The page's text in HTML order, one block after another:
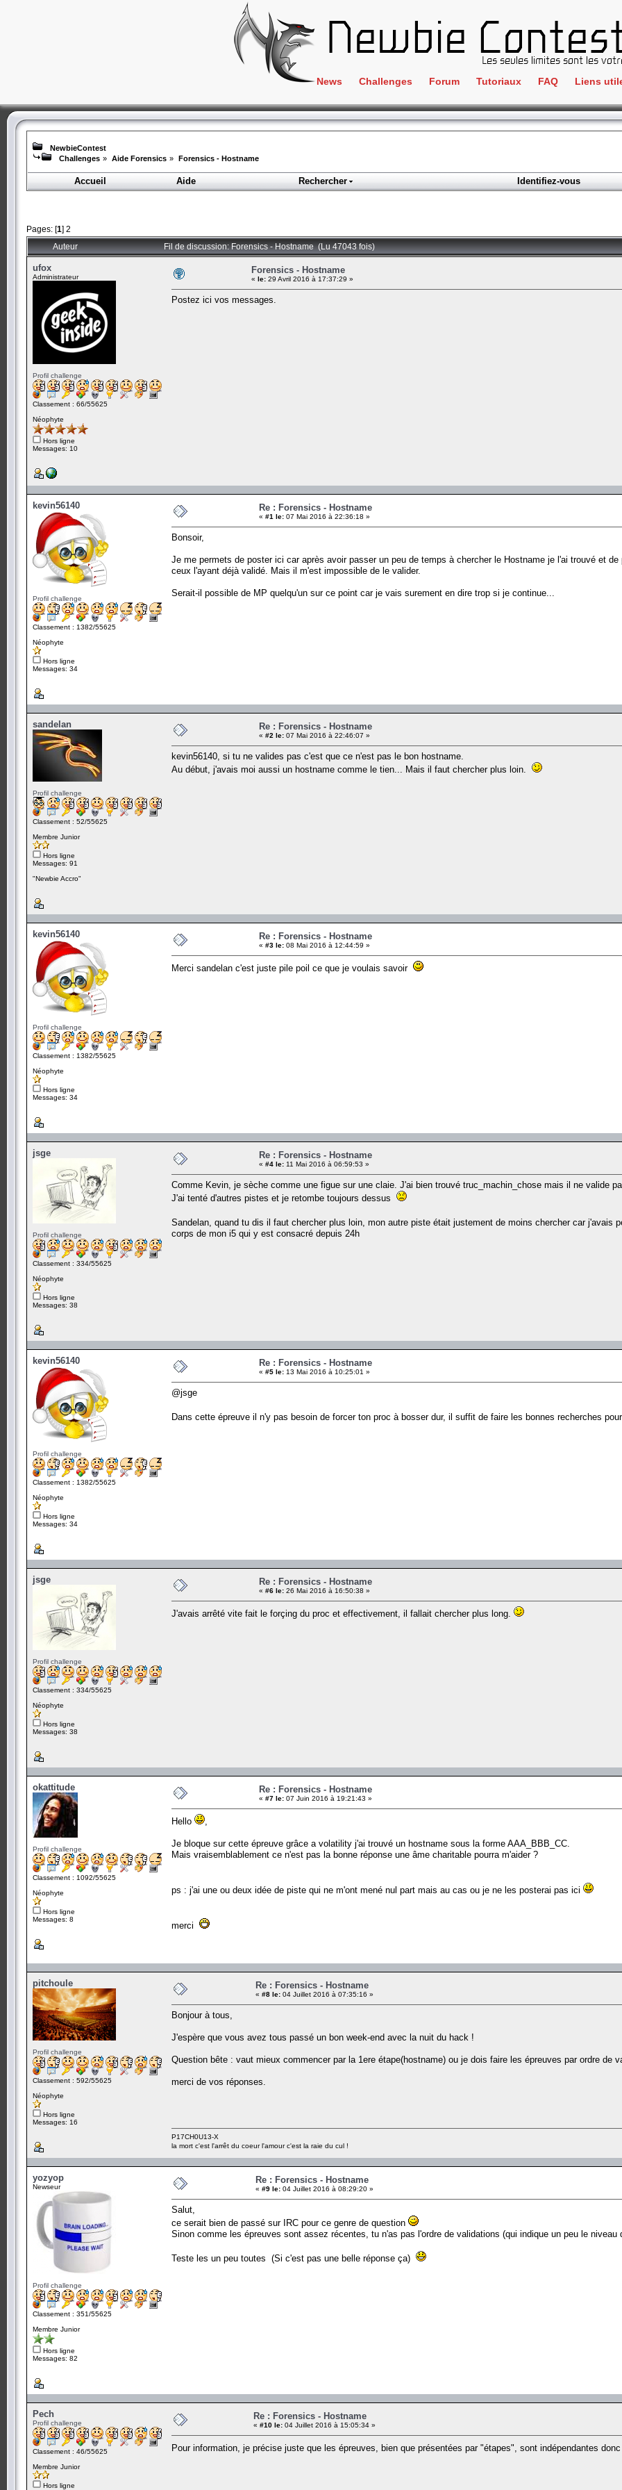
News Challenges
Crackme
ClientSide
Forensics
Programmation
Wargame
Forum Tutoriaux FAQ Liens
IRC
NewbieContest
Challenges » Aide Forensics » Forensics - Hostname
Accueil
Aide Rechercher Identifiez-vous
Pages: [1] 2
Auteur Fil de discussion: Forensics - Hostname (Lu 47043 fois)
ufox
Administrateur
Profil challenge
Classement : 66/55625
Néophyte
Hors ligne
Messages: 10
Forensics - Hostname
« le: 29 Avril 2016 à 17:37:29 »
Postez ici vos messages.
kevin56140
Profil challenge
Classement : 1382/55625
Néophyte
Hors ligne
Messages: 34
Re : Forensics - Hostname
« #1 le: 07 Mai 2016 à 22:36:18 »
Bonsoir,
Je me permets de poster ici car après avoir passer un peu de temps à chercher le Hostname je l'ai trouvé et
ceux l'ayant déjà validé. Mais il m'est impossible de le valider.
Serait-il possible de MP quelqu'un sur ce point car je vais surement en dire trop si je continue...
sandelan
Profil challenge
Classement : 52/55625
Membre Junior
Hors ligne
Messages: 91
"Newbie Accro"
Re : Forensics - Hostname
« #2 le: 07 Mai 2016 à 22:46:07 »
kevin56140, si tu ne valides pas c'est que ce n'est pas le bon hostname.
Au début, j'avais moi aussi un hostname comme le tien... Mais il faut chercher plus loin.
kevin56140
Profil challenge
Classement : 1382/55625
Néophyte
Hors ligne
Messages: 34
Re : Forensics - Hostname
« #3 le: 08 Mai 2016 à 12:44:59 »
Merci sandelan c'est juste pile poil ce que je voulais savoir
jsge
Profil challenge
Classement : 334/55625
Néophyte
Hors ligne
Messages: 38
Re : Forensics - Hostname
« #4 le: 11 Mai 2016 à 06:59:53 »
Comme Kevin, je sèche comme une figue sur une claie. J'ai bien trouvé truc_machin_chose mais il ne valide
J'ai tenté d'autres pistes et je retombe toujours dessus
Sandelan, quand tu dis il faut chercher plus loin, mon autre piste était justement de moins chercher car j'avais
corps de mon i5 qui y est consacré depuis 24h
kevin56140
Profil challenge
Classement : 1382/55625
Néophyte
Hors ligne
Messages: 34
Re : Forensics - Hostname
« #5 le: 13 Mai 2016 à 10:25:01 »
@jsge
Dans cette épreuve il n'y pas besoin de forcer ton proc à bosser dur, il suffit de faire les bonnes recherches
jsge
Profil challenge
Classement : 334/55625
Néophyte
Hors ligne
Messages: 38
Re : Forensics - Hostname
« #6 le: 26 Mai 2016 à 16:50:38 »
J'avais arrêté vite fait le forçing du proc et effectivement, il fallait chercher plus long.
okattitude
Profil challenge
Classement : 1092/55625
Néophyte
Hors ligne
Messages: 8
Re : Forensics - Hostname
« #7 le: 07 Juin 2016 à 19:21:43 »
Hello
Je bloque sur cette épreuve grâce a volatility j'ai trouvé un hostname sous la forme AAA_BBB_CC.
Mais vraisemblablement ce n'est pas la bonne réponse une âme charitable pourra m'aider ?
ps : j'ai une ou deux idée de piste qui ne m'ont mené nul part mais au cas ou je ne les posterai pas ici
merci
pitchoule
Profil challenge
Classement : 592/55625
Néophyte
Hors ligne
Messages: 16
Re : Forensics - Hostname
« #8 le: 04 Juillet 2016 à 07:35:16 »
Bonjour à tous,
J'espère que vous avez tous passé un bon week-end avec la nuit du hack !
Question bête : vaut mieux commencer par la 1ere étape(hostname) ou je dois faire les épreuves par ordre de
merci de vos réponses.
P17CH0U13-X
la mort c'est l'arrêt du coeur l'amour c'est la raie du cul !
yozyop
Newseur
Profil challenge
Classement : 351/55625
Membre Junior
Hors ligne
Messages: 82
Re : Forensics - Hostname
« #9 le: 04 Juillet 2016 à 08:29:20 »
Salut,
ce serait bien de passé sur IRC pour ce genre de question
Sinon comme les épreuves sont assez récentes, tu n'as pas l'ordre de validations (qui indique un peu le niveau
Teste les un peu toutes (Si c'est pas une belle réponse ça)
Pech
Profil challenge
Classement : 46/55625
Membre Junior
Hors ligne
Re : Forensics - Hostname
« #10 le: 04 Juillet 2016 à 15:05:34 »
Pour information, je précise juste que les épreuves, bien que présentées par "étapes", sont indépendantes